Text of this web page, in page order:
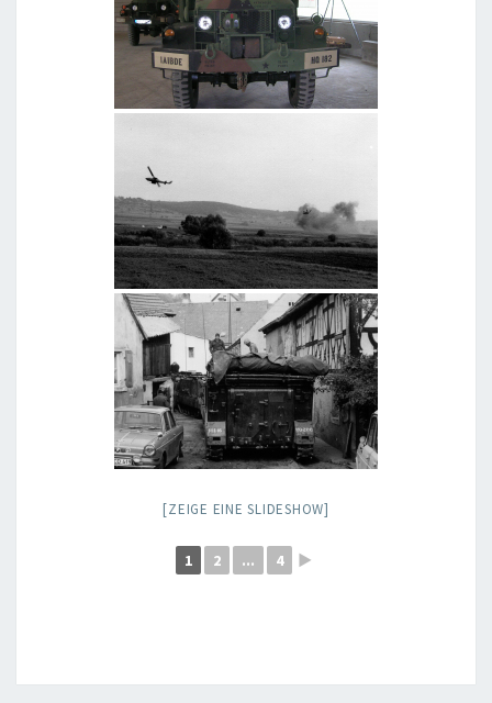
[ZEIGE EINE SLIDESHOW]
1 2 ... 4 ►